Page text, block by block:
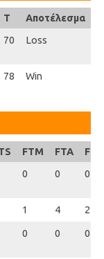
T
Αποτέλεσμα
70 Loss
78 Win
FTM FTA
0 0 0
1 4 25.0
0 0 0